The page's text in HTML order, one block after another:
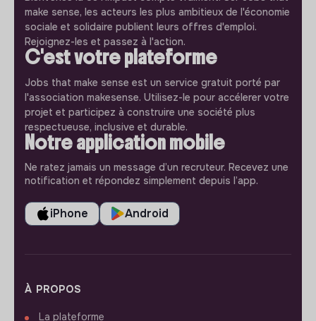
make sense, les acteurs les plus ambitieux de l'économie
sociale et solidaire publient leurs offres d'emploi.
Rejoignez-les et passez à l'action.
C'est votre plateforme
Jobs that make sense est un service gratuit porté par
l'association makesense. Utilisez-le pour accélerer votre
projet et participez à construire une société plus
respectueuse, inclusive et durable.
Notre application mobile
Ne ratez jamais un message d’un recruteur. Recevez une
notification et répondez simplement depuis l’app.
iPhone Android
À PROPOS
La plateforme